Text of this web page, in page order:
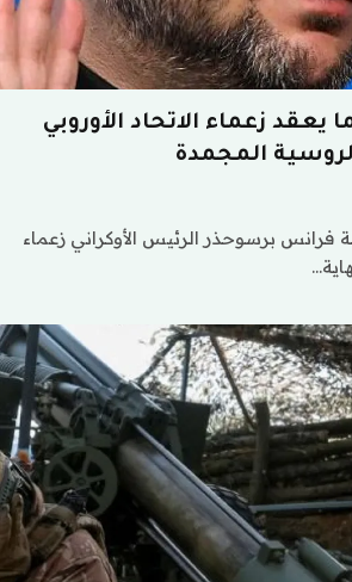
زعماء الاتحاد الأوروبي
المجمدة
فرانس برسوحذر الرئيس الأوكراني زعماء